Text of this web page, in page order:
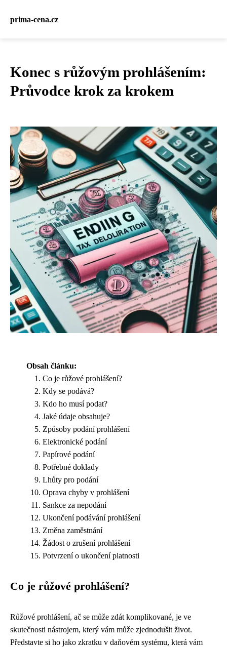
prima-cena.cz
Konec s růžovým prohlášením:
Průvodce krok za krokem
Obsah článku:
Co je růžové prohlášení?
Kdy se podává?
Kdo ho musí podat?
Jaké údaje obsahuje?
Způsoby podání prohlášení
Elektronické podání
Papírové podání
Potřebné doklady
Lhůty pro podání
Oprava chyby v prohlášení
Sankce za nepodání
Ukončení podávání prohlášení
Změna zaměstnání
Žádost o zrušení prohlášení
Potvrzení o ukončení platnosti
Co je růžové prohlášení?
Růžové prohlášení, ač se může zdát komplikované, je ve
skutečnosti nástrojem, který vám může zjednodušit život.
Představte si ho jako zkratku v daňovém systému, která vám